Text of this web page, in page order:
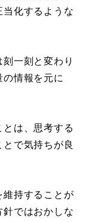
化するような
一刻と変わり
情報を元に
は、思考する
で気持ちが良
持することが
ではおかしな